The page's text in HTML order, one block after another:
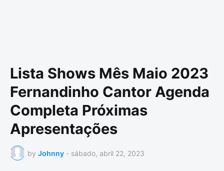
Lista Shows Mês Maio 2023
Fernandinho Cantor Agenda
Completa Próximas
Apresentações
by Johnny - sábado, abril 22, 2023